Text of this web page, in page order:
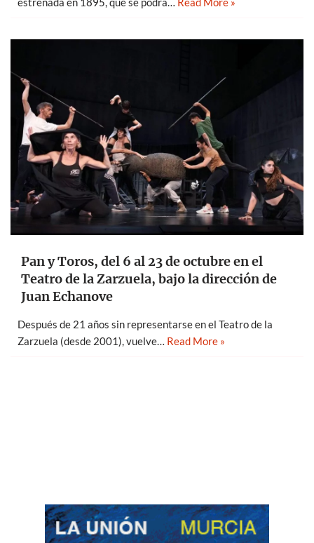
Pan y Toros, del 6 al 23 de octubre en el
Teatro de la Zarzuela, bajo la dirección de
Juan Echanove
Después de 21 años sin representarse en el Teatro de la
Zarzuela (desde 2001), vuelve… Read More »